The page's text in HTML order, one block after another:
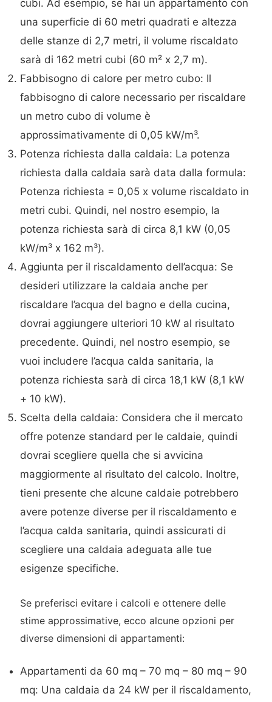
cubi. Ad esempio, se hai un appartamento con
una superficie di 60 metri quadrati e altezza
delle stanze di 2,7 metri, il volume riscaldato
sarà di 162 metri cubi (60 m² x 2,7 m).
Fabbisogno di calore per metro cubo: Il
fabbisogno di calore necessario per riscaldare
un metro cubo di volume è
approssimativamente di 0,05 kW/m³.
Potenza richiesta dalla caldaia: La potenza
richiesta dalla caldaia sarà data dalla formula:
Potenza richiesta = 0,05 x volume riscaldato in
metri cubi. Quindi, nel nostro esempio, la
potenza richiesta sarà di circa 8,1 kW (0,05
kW/m³ x 162 m³).
Aggiunta per il riscaldamento dell’acqua: Se
desideri utilizzare la caldaia anche per
riscaldare l’acqua del bagno e della cucina,
dovrai aggiungere ulteriori 10 kW al risultato
precedente. Quindi, nel nostro esempio, se
vuoi includere l’acqua calda sanitaria, la
potenza richiesta sarà di circa 18,1 kW (8,1 kW
+ 10 kW).
Scelta della caldaia: Considera che il mercato
offre potenze standard per le caldaie, quindi
dovrai scegliere quella che si avvicina
maggiormente al risultato del calcolo. Inoltre,
tieni presente che alcune caldaie potrebbero
avere potenze diverse per il riscaldamento e
l’acqua calda sanitaria, quindi assicurati di
scegliere una caldaia adeguata alle tue
esigenze specifiche.
Se preferisci evitare i calcoli e ottenere delle
stime approssimative, ecco alcune opzioni per
diverse dimensioni di appartamenti:
Appartamenti da 60 mq – 70 mq – 80 mq – 90
mq: Una caldaia da 24 kW per il riscaldamento,